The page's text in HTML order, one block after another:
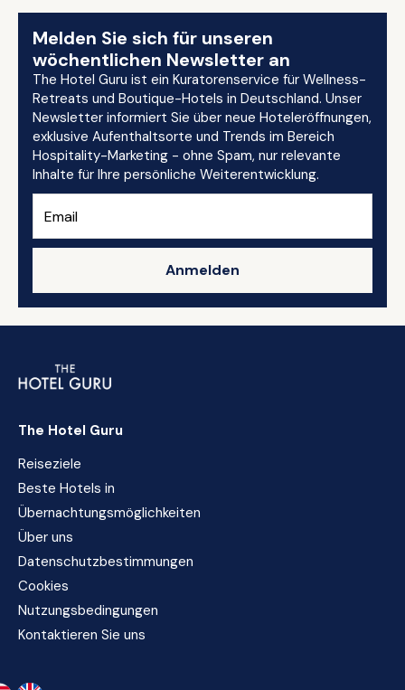
Melden Sie sich für unseren
wöchentlichen Newsletter an
The Hotel Guru ist ein Kuratorenservice für Wellness-
Retreats und Boutique-Hotels in Deutschland. Unser
Newsletter informiert Sie über neue Hoteleröffnungen,
exklusive Aufenthaltsorte und Trends im Bereich
Hospitality-Marketing - ohne Spam, nur relevante
Inhalte für Ihre persönliche Weiterentwicklung.
Anmelden
The Hotel Guru
Reiseziele
Beste Hotels in
Übernachtungsmöglichkeiten
Über uns
Datenschutzbestimmungen
Cookies
Nutzungsbedingungen
Kontaktieren Sie uns